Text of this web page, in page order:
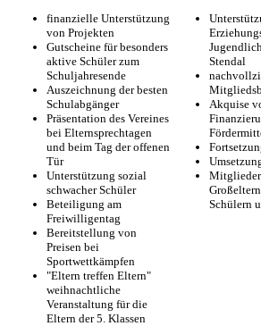
finanzielle Unterstützung
von Projekten
Gutscheine für besonders
aktive Schüler zum
Schuljahresende
Auszeichnung der besten
Schulabgänger
Präsentation des Vereines
bei Elternsprechtagen
und beim Tag der offenen
Tür
Unterstützung sozial
schwacher Schüler
Beteiligung am
Freiwilligentag
Bereitstellung von
Preisen bei
Sportwettkämpfen
"Eltern treffen Eltern"
weihnachtliche
Veranstaltung für die
Eltern der 5. Klassen
Stendal
Akquise
Schülern